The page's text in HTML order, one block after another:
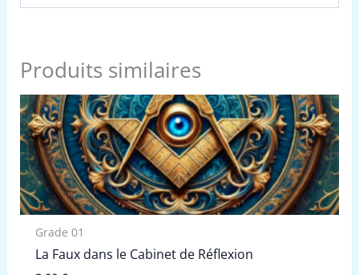
Produits similaires
Grade 01
La Faux dans le Cabinet de Réflexion